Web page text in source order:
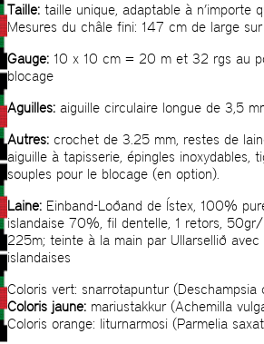
Taille: taille unique, adaptable à n’importe
Mesures du châle fini: 147 cm de large
Gauge: 10 x 10 cm = 20 m et 32 rgs au
blocage
Aguilles: aiguille circulaire longue de 3,5
Autres: crochet de 3.25 mm, restes de
aiguille à tapisserie, épingles inoxydables,
souples pour le blocage (en option).
Laine: Einband-Loðand de Ístex, 100%
islandaise 70%, fil dentelle, 1 retors,
225m; teinte à la main par Ullarsellið avec
islandaises
Coloris vert: snarrotapuntur (Deschampsia
Coloris jaune: mariustakkur (Achemilla
Coloris orange: liturnarmosi (Parmelia